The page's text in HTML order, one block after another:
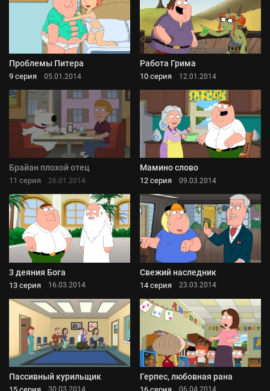
Проблемы Питера
9 серия 05.01.2014
Работа Грима
10 серия 12.01.2014
Брайан плохой отец
11 серия 26.01.2014
Мамино слово
12 серия 09.03.2014
3 деяния Бога
13 серия 16.03.2014
Свежий наследник
14 серия 23.03.2014
Пассивный курильщик Герпес, любовная рана